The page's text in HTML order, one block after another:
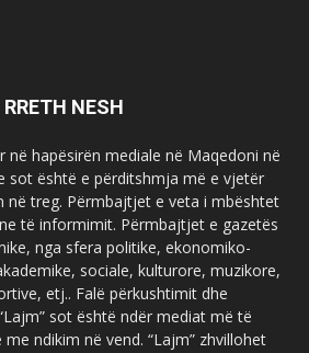
RRETH NESH
në hapësirën mediale në Maqedoni në
sot është e përditshmja më e vjetër
në treg. Përmbajtjet e veta i mbështet
të informimit. Përmbajtjet e gazetës
nga sfera politike, ekonomiko-
sociale, kulturore, muzikore,
etj.. Falë përkushtimit dhe
sot është ndër mediat më të
ndikim në vend. “Lajm” zhvillohet